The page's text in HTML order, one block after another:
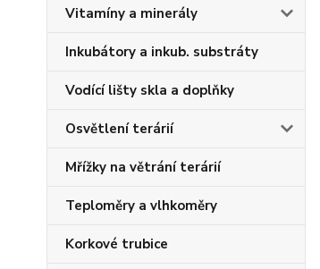
Vitamíny a minerály
Inkubátory a inkub. substráty
Vodící lišty skla a doplňky
Osvětlení terárií
Mřížky na větrání terárií
Teploměry a vlhkoměry
Korkové trubice